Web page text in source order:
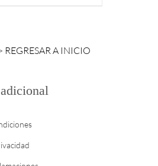
REGRESAR A INICIO